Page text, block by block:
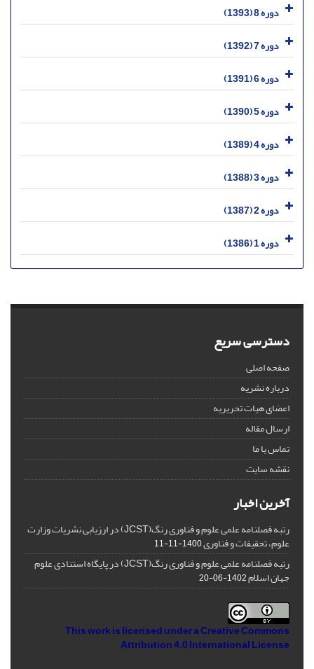
دوره 8 (1393)
دوره 7 (1392)
دوره 6 (1391)
دوره 5 (1390)
دوره 4 (1389)
دوره 3 (1388)
دوره 2 (1387)
دوره 1 (1386)
دسترسی سریع
صفحه اصلی
درباره نشریه
اعضای هیات تحریریه
ارسال مقاله
تماس با ما
نقشه سایت
آخرین اخبار
رتبه فصلنامه علمی علوم و فناوری رنگ(JCST) در ارزیابی نشریات وزارت
علوم، تحقیقات و فناوری1400-11-11
رتبه فصلنامه علمی علوم و فناوری رنگ(JCST) در پایگاه استنادی علوم
جهان اسلام1402-06-20
This work is licensed under aCreative Commons
Attribution 4.0 International License